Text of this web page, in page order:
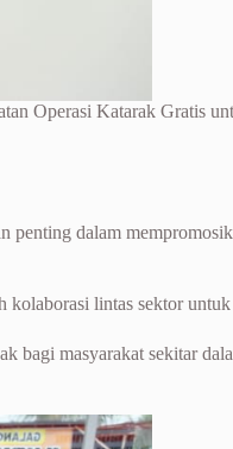
Operasi Katarak Gratis
penting dalam
lintas sektor
bagi masyarakat sekitar